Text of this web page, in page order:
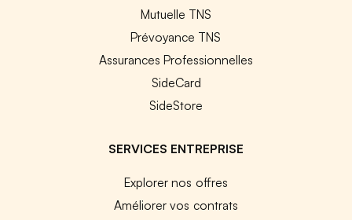
Mutuelle TNS
Prévoyance TNS
Assurances Professionnelles
SideCard
SideStore
SERVICES ENTREPRISE
Explorer nos offres
Améliorer vos contrats